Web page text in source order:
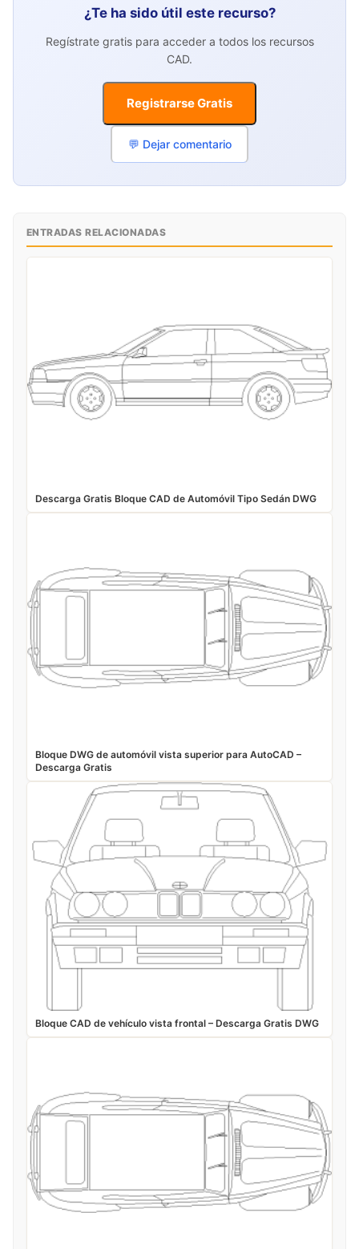
¿Te ha sido útil este recurso?
Regístrate gratis para acceder a todos los recursos
CAD.
Registrarse Gratis
💬 Dejar comentario
ENTRADAS RELACIONADAS
Descarga Gratis Bloque CAD de Automóvil Tipo Sedán DWG
Bloque DWG de automóvil vista superior para AutoCAD –
Descarga Gratis
Bloque CAD de vehículo vista frontal – Descarga Gratis DWG